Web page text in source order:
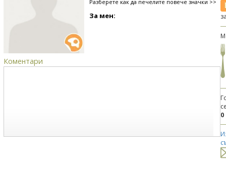
Разберете как да печелите повече значки >>
За мен:
Коментари
0